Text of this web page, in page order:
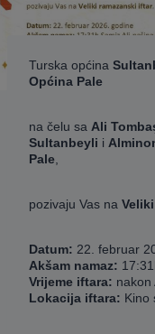
Turska općina
Općina Pale
na čelu sa Ali
Sultanbeyli i
Pale,
pozivaju Vas na Veliki
Datum: 22. februar
Akšam namaz:
Vrijeme iftara: nakon
Lokacija iftara: Kino